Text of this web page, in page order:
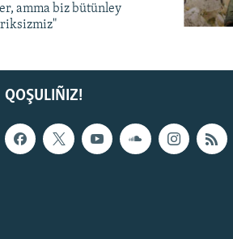
amma biz bütünley
QOŞULIÑIZ!